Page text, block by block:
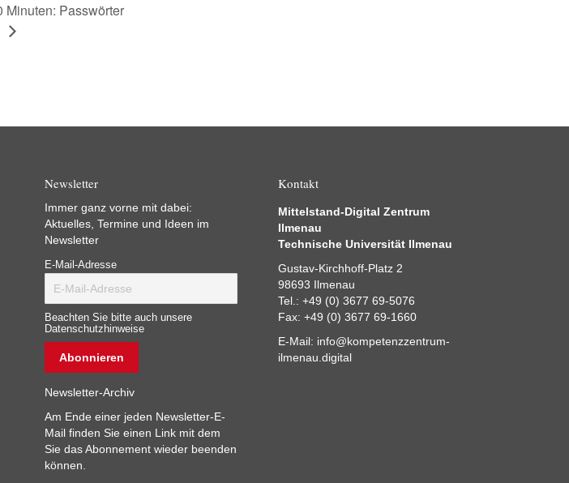
Minuten: Passwörter
Newsletter
Immer ganz vorne mit dabei:
Aktuelles, Termine und Ideen im
Newsletter
E-Mail-Adresse
Beachten Sie bitte auch unsere
Datenschutzhinweise
Newsletter-Archiv
Am Ende einer jeden Newsletter-E-
Mail finden Sie einen Link mit dem
Sie das Abonnement wieder beenden
können.
Kontakt
Mittelstand-Digital Zentrum
Ilmenau
Technische Universität Ilmenau
Gustav-Kirchhoff-Platz 2
98693 Ilmenau
Tel.: +49 (0) 3677 69-5076
Fax: +49 (0) 3677 69-1660
E-Mail: info@kompetenzzentrum-
ilmenau.digital